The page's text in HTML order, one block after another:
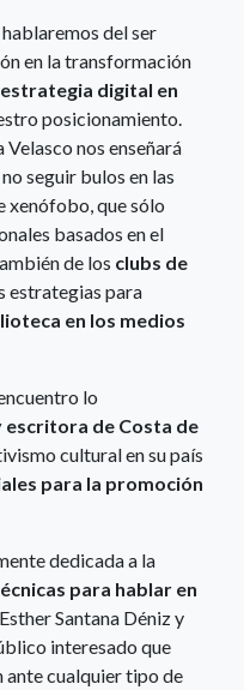
del ser
en la transformación
estrategia digital en
posicionamiento.
nos enseñará
seguir bulos en las
xenófobo, que sólo
basados en el
de los clubs de
estrategias para
en los medios
lo
escritora de Costa de
cultural en su país
para la promoción
dedicada a la
para hablar en
Santana Déniz y
interesado que
ante cualquier tipo de